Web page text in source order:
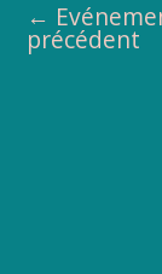
←
précédent